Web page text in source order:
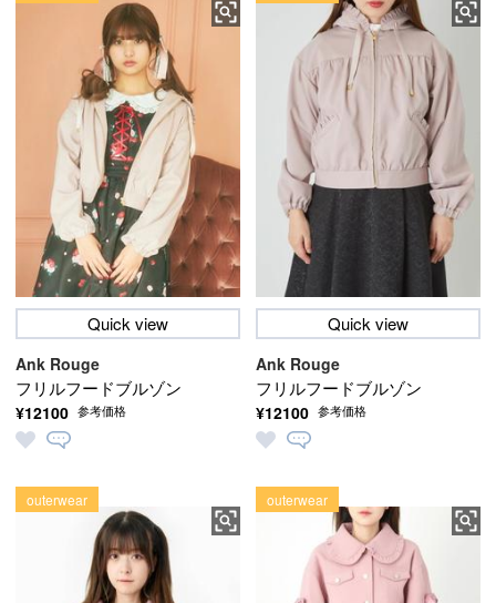
Quick view
フリルフードブルゾン
Ank Rouge
¥12100 参考価格
Quick view
フリルフードブルゾン
Ank Rouge
¥12100 参考価格
outerwear outerwear